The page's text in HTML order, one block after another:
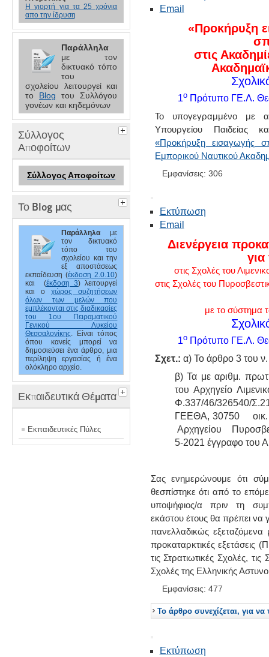
Η γιορτή για τα 25 χρόνια
απο την ίδρυση
Παράλληλα
με τον
δικτυακό τόπο
του
σχολείου λειτουργεί και
το Blog του Συλλόγου
γονέων και κηδεμόνων
Σύλλογος
Αποφοίτων
Σύλλογος Αποφοίτων
Το Blog μας
Παράλληλα με
τονδικτυακό
τόπο του
σχολείου και την
εξ αποστάσεως
εκπαίδευση (έκδοση 2.0.10)
και (έκδοση 3) λειτουργεί
και οχώρος συζητήσεων
όλων των μελών που
εμπλέκονται στις διαδικασίες
του 1ου Πειραματικού
Γενικού Λυκείου
Θεσσαλονίκης . Είναι τόπος
όπου κανείς μπορεί να
δημοσιεύσει ένα άρθρο, μια
περίληψη εργασίας ή ένα
ολόκληρο αρχείο.
Εκπαιδευτικά Θέματα
Εκπαιδευτικές Πύλες
Email
«Προκήρυξη
στις
1ο Πρότυπο ΓΕ.Λ.
Το υπογεγραμμένο με
Υπουργείου
«Προκήρυξη εισαγωγής
Εμπορικού Ναυτικού
Εμφανίσεις: 306
Εκτύπωση
Email
Διενέργεια
γ
στις Σχολές του
στις Σχολές του
με το σύστημα
1ο Πρότυπο ΓΕ.Λ.
Σχετ.:α) Το άρθρο 3 του
β) Τα με αριθμ.
του Αρχηγείο
Φ.337/46/
ΓΕΕΘΑ, 30750
Αρχηγείου
5-2021 έγγραφο του
Σας ενημερώνουμε ότι
θεσπίστηκε ότι από το
υποψήφιος/α πριν τη
εκάστου έτους θα πρέπει να
πανελλαδικώς
προκαταρκτικές εξετάσεις
τις Στρατιωτικές Σχολές,
Σχολές της Ελληνικής
Εμφανίσεις: 477
Το άρθρο συνεχίζεται, για
Εκτύπωση